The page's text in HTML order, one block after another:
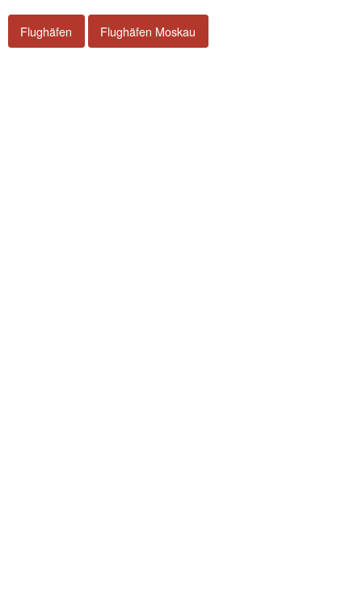
Flughäfen Flughäfen Moskau